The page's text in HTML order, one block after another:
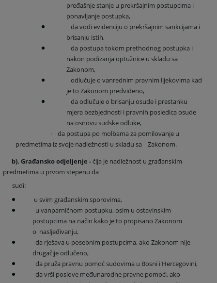
pređašnje stanje u prekršajnim postupcima i
ponavljanje postupka,
da vodi evidenciju o prekršajnim sankcijama i
brisanju istih,
da postupa tokom prethodnog postupka i
nakon podizanja optužnice u skladu sa
Zakonom,
odlučuje o vanrednim pravnim lijekovima kad
je to Zakonom predviđeno,
da odlučuje o brisanju osude i prestanku
mjera bezbjednosti i pravnih posledica osude
na osnovu sudske odluke,
·
da postupa po molbama za pomilovanje u
predmetima iz svoje nadležnosti u skladu sa Zakonom.
b).Građansko odjeljenje -čija je nadležnost u građanskim
predmetima u prvom stepenu da
sudi:
u svim građanskim sporovima,
u vanparničnom postupku, osim u ostavinskim
postupcima na način kako je to propisano Zakonom
o nasljeđivanju,
da rješava u posebnim postupcima, ako Zakonom nije
drugačije odlučeno,
da pruža pravnu pomoć sudovima u Bosni i Hercegovini,
da vrši poslove međunarodne pravne pomoći, ako